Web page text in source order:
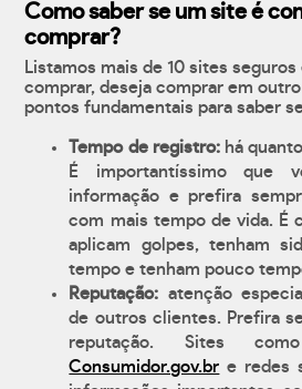
Como saber se um site é
comprar?
Listamos mais de 10 sites
comprar, deseja comprar em
pontos fundamentais para saber
Tempo de registro:há
É importantíssimo que
informação e prefira
com mais tempo de vida. É
aplicam golpes, tenham
tempo e tenham pouco
Reputação: atenção
de outros clientes. Prefira
reputação. Sites
Consumidor.gov.br e redes